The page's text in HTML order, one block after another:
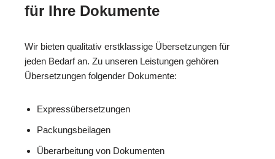
für Ihre Dokumente
Wir bieten qualitativ erstklassige Übersetzungen für
jeden Bedarf an. Zu unseren Leistungen gehören
Übersetzungen folgender Dokumente:
Expressübersetzungen
Packungsbeilagen
Überarbeitung von Dokumenten